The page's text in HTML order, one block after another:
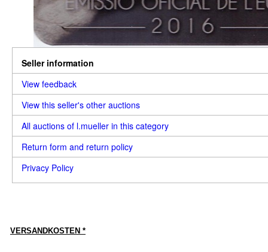
Seller information
View feedback
View this seller's other auctions
All auctions of l.mueller in this category
Return form and return policy
Privacy Policy
VERSANDKOSTEN *